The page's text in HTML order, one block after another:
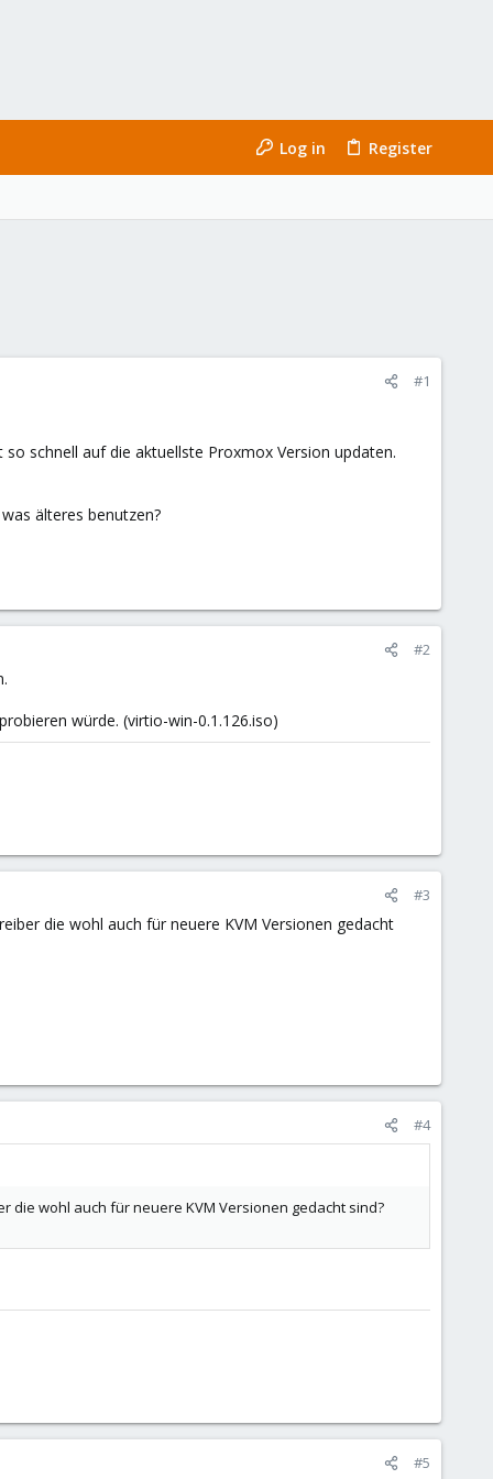
Log in Register
#1
schnell auf die aktuellste Proxmox Version updaten.
älteres benutzen?
#2
würde. (virtio-win-0.1.126.iso)
#3
die wohl auch für neuere KVM Versionen gedacht
#4
die wohl auch für neuere KVM Versionen gedacht sind?
#5